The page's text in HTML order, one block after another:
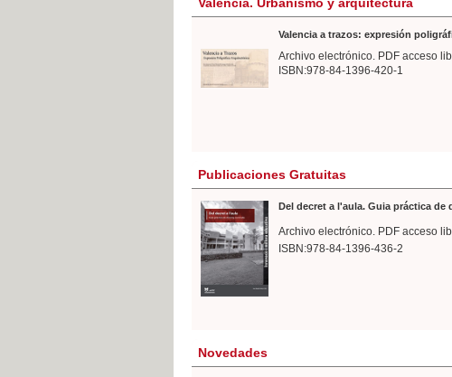
Valencia a trazos: expresión
Archivo electrónico. PDF acceso
ISBN:978-84-1396-420-1
Publicaciones Gratuitas
Del decret a l'aula. Guia práctica de
Archivo electrónico. PDF acceso
ISBN:978-84-1396-436-2
Novedades